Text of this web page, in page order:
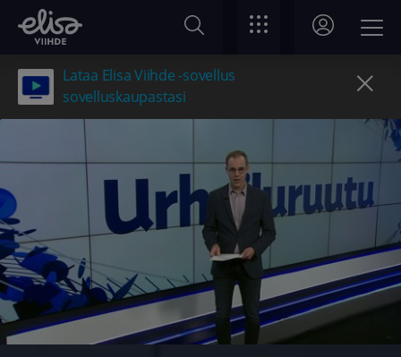
Lataa Elisa Viihde -sovellus
sovelluskaupastasi